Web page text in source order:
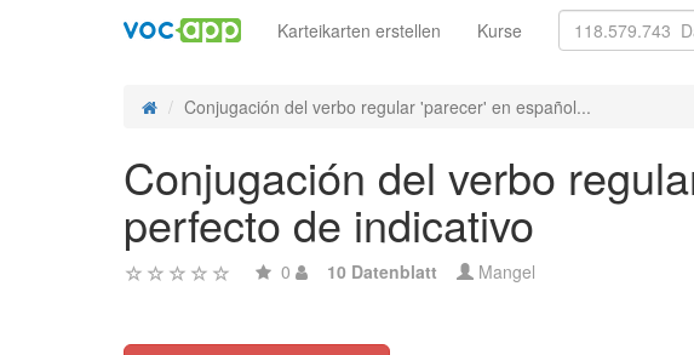
Karteikarten erstellen Kurse
Conjugación del verbo regular 'parecer' en español...
Conjugación del verbo
perfecto de indicativo
0 10 Datenblatt Mangel